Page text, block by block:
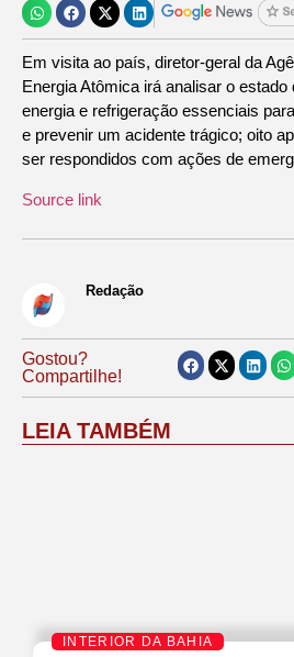
Em visita ao país, diretor-geral da
Energia Atômica irá analisar o
energia e refrigeração essenciais
e prevenir um acidente trágico; oito
ser respondidos com ações de
Source link
Redação
Gostou?
Compartilhe!
LEIA TAMBÉM
INTERIOR DA BAHIA